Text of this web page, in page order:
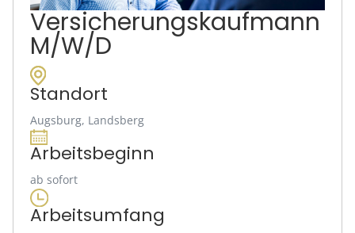
Versicherungskaufmann
M/W/D
Standort
Augsburg, Landsberg
Arbeitsbeginn
ab sofort
Arbeitsumfang